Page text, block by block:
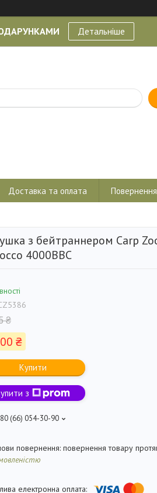
Детальніше
Доставка та оплата
з бейтраннером Carp
4000BBC
₴
₴
Купити
з
(66) 054-30-90
повернення товару